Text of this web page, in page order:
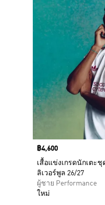
Price
฿4,600
เสื้อแข่งเกรดนักเตะ
ลิเวอร์พูล 26/27
ผู้ชาย Performance
ใหม่